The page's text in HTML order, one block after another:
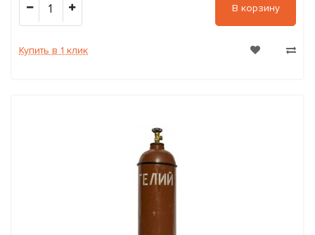
1 В корзину
Купить в 1 клик